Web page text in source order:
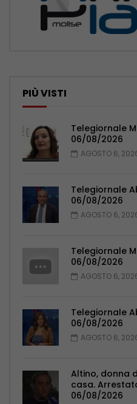
PIÙ VISTI
Telegiornale
06/08/2026
AGOSTO 6,
Telegiornale
06/08/2026
AGOSTO 6,
Telegiornale
06/08/2026
AGOSTO 6,
Telegiornale
06/08/2026
AGOSTO 6,
Altino, donna
casa.
06/08/2026